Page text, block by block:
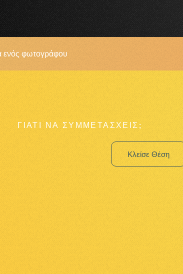
ενός φωτογράφου
ΓΙΑΤΙ ΝΑ ΣΥΜΜΕΤΑΣΧΕΙΣ;
Κλείσε Θέση